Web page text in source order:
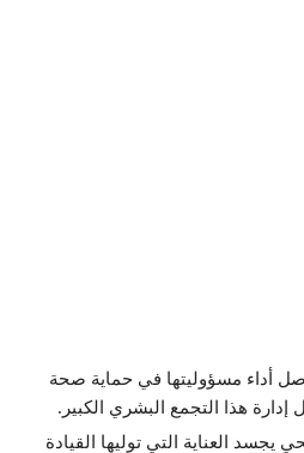
أداء مسؤوليتها في حماية صحة
إدارة هذا التجمع البشري الكبير.
العناية التي توليها القيادة